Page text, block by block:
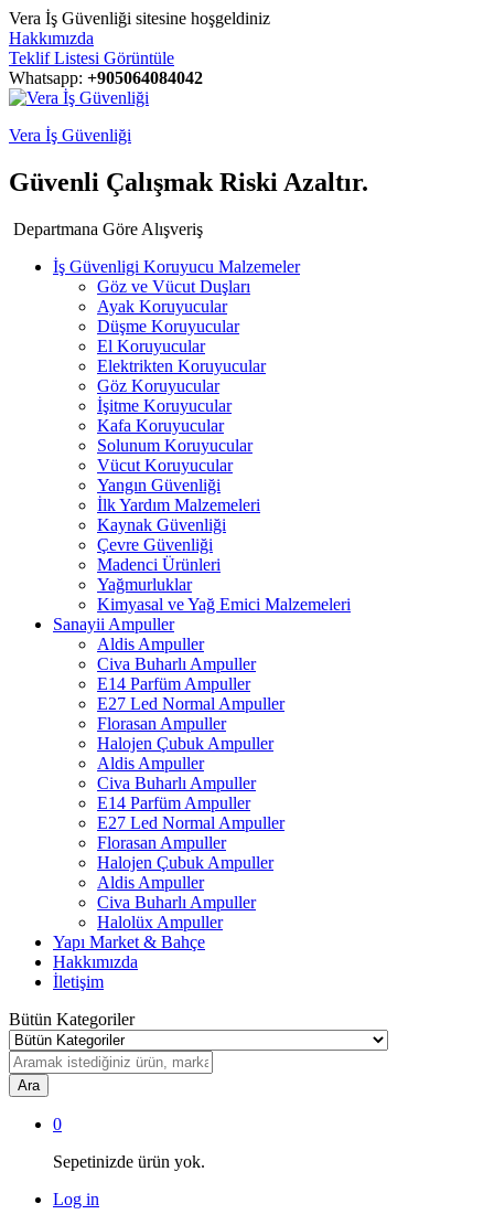
Vera İş Güvenliği sitesine hoşgeldiniz
Hakkımızda
Teklif Listesi Görüntüle
Whatsapp: +905064084042
Vera İş Güvenliği
Güvenli Çalışmak Riski Azaltır.
Departmana Göre Alışveriş
İş Güvenligi Koruyucu Malzemeler
Göz ve Vücut Duşları
Ayak Koruyucular
Düşme Koruyucular
El Koruyucular
Elektrikten Koruyucular
Göz Koruyucular
İşitme Koruyucular
Kafa Koruyucular
Solunum Koruyucular
Vücut Koruyucular
Yangın Güvenliği
İlk Yardım Malzemeleri
Kaynak Güvenliği
Çevre Güvenliği
Madenci Ürünleri
Yağmurluklar
Kimyasal ve Yağ Emici Malzemeleri
Sanayii Ampuller
Aldis Ampuller
Civa Buharlı Ampuller
E14 Parfüm Ampuller
E27 Led Normal Ampuller
Florasan Ampuller
Halojen Çubuk Ampuller
Aldis Ampuller
Civa Buharlı Ampuller
E14 Parfüm Ampuller
E27 Led Normal Ampuller
Florasan Ampuller
Halojen Çubuk Ampuller
Aldis Ampuller
Civa Buharlı Ampuller
Halolüx Ampuller
Yapı Market & Bahçe
Hakkımızda
İletişim
Bütün Kategoriler
Ara
0
Sepetinizde ürün yok.
Log in